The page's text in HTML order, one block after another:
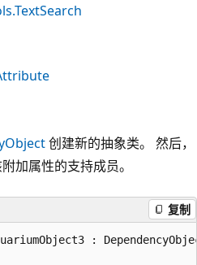
创建新的抽象类。 然后，
加属性的支持成员。
复制
: